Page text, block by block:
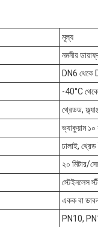
মূল্য
নমনীয়
DN6 থেকে
-40°C
থ্রেডড,
ভ্যাকুয়াম ১০
ঢালাই,
২০ মিটার/
স্টেইনলেস
একক বা
PN10,